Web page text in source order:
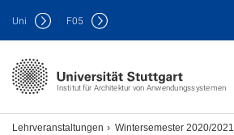
Institut für Architektur von Anwendungssystemen
Uni F05
Lehrveranstaltungen Wintersemester 2020/2021